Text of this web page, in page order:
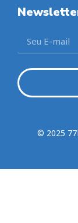
© 2025